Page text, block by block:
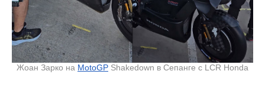
Жоан Зарко на MotoGP Shakedown в Сепанге с LCR Honda